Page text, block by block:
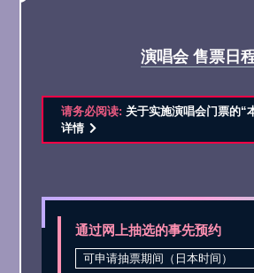
演唱会 售票日
请务必阅读: 关于实施演唱会门票的“
详情
通过网上抽选的事先预约
可申请抽票期间（日本时间）